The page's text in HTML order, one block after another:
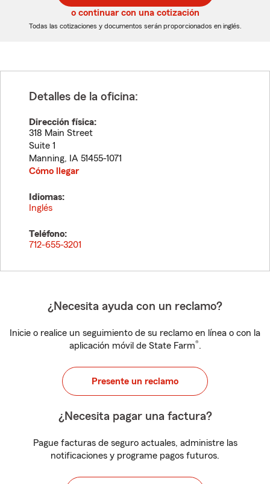
5
dígitos
5
dígitos
o continuar con una cotización
Todas las cotizaciones y documentos serán proporcionados en inglés.
Detalles de la oficina:
Dirección física:
318 Main Street
Suite 1
Manning, IA 51455-1071
Cómo llegar
Idiomas:
Inglés
Teléfono:
712-655-3201
¿Necesita ayuda con un reclamo?
Inicie o realice un seguimiento de su reclamo en línea o con la
aplicación móvil de State Farm®.
Presente un reclamo
¿Necesita pagar una factura?
Pague facturas de seguro actuales, administre las
notificaciones y programe pagos futuros.